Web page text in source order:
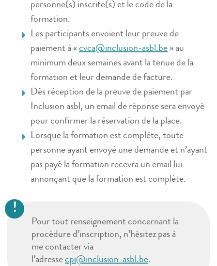
personne(s) inscrite(s) et le code de la
formation.
Les participants envoient leur preuve de
paiement à « cvca@inclusion-asbl.be » au
minimum deux semaines avant la tenue de la
formation et leur demande de facture.
Dès réception de la preuve de paiement par
Inclusion asbl, un email de réponse sera envoyé
pour confirmer la réservation de la place.
Lorsque la formation est complète, toute
personne ayant envoyé une demande et n’ayant
pas payé la formation recevra un email lui
annonçant que la formation est complète.
Pour tout renseignement concernant la
procédure d’inscription, n’hésitez pas à
me contacter via
l’adresse cpi@inclusion-asbl.be.